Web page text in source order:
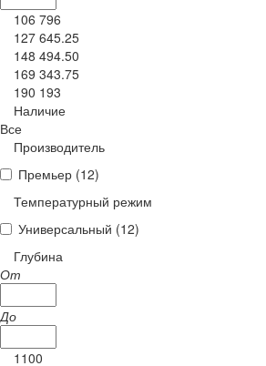
106 796
127 645.25
148 494.50
169 343.75
190 193
Наличие
Все
Производитель
Премьер (12)
Температурный режим
Универсальный (12)
Глубина
От
До
1100